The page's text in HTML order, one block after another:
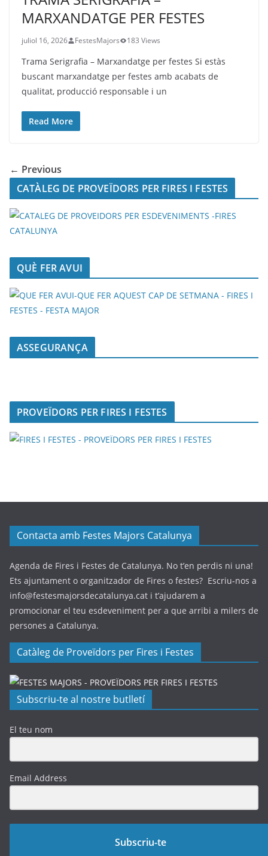
MARXANDATGE PER FESTES
juliol 16, 2026 FestesMajors 183 Views
Trama Serigrafia – Marxandatge per festes Si estàs
buscant marxandatge per festes amb acabats de
qualitat, producció responsable i un
Read More
← Previous
CATÀLEG DE PROVEÏDORS PER FIRES I FESTES
QUÈ FER AVUI
ASSEGURANÇA
PROVEÏDORS PER FIRES I FESTES
Contacta amb Festes Majors Catalunya
Agenda de Fires i Festes de Catalunya. No t’en perdis ni una!
Ets ajuntament o organitzador de Fires o festes? Escriu-nos a
info@festesmajorsdecatalunya.cat i t’ajudarem a
promocionar el teu esdeveniment per a que arribi a milers de
persones a Catalunya.
Catàleg de Proveïdors per Fires i Festes
Subscriu-te al nostre butlletí
El teu nom
Email Address
Subscriu-te